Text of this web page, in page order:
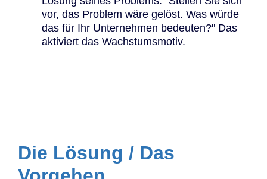
vor, das Problem wäre gelöst. Was würde
das für Ihr Unternehmen bedeuten?" Das
aktiviert das Wachstumsmotiv.
Die Lösung / Das